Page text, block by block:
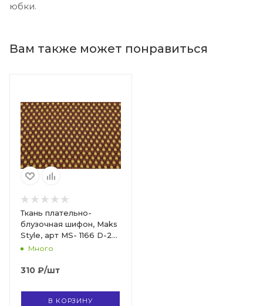
юбки.
Вам также может понравиться
Ткань плательно-
блузочная шифон, Maks
Style, арт MS- 1166 D-221
C-1Много
310 ₽/шт
В КОРЗИНУ